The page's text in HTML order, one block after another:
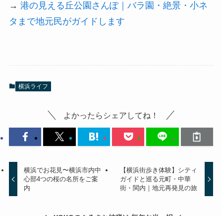
→ 港の見える丘公園さんぽ｜バラ園・絶景・小ネ
タまで地元民がガイドします
横浜ライフ
よかったらシェアしてね！
横浜でお花見〜横浜市内中
心部4つの桜の名所をご案
内
【横浜街歩き体験】シティ
ガイドと巡る元町・中華
街・関内｜地元再発見の旅